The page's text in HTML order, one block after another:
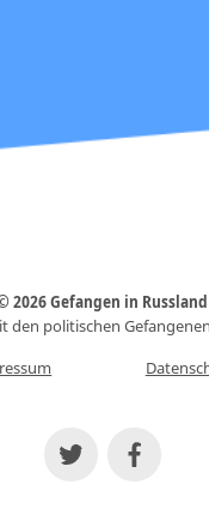
2026 Gefangen in Russland
den politischen